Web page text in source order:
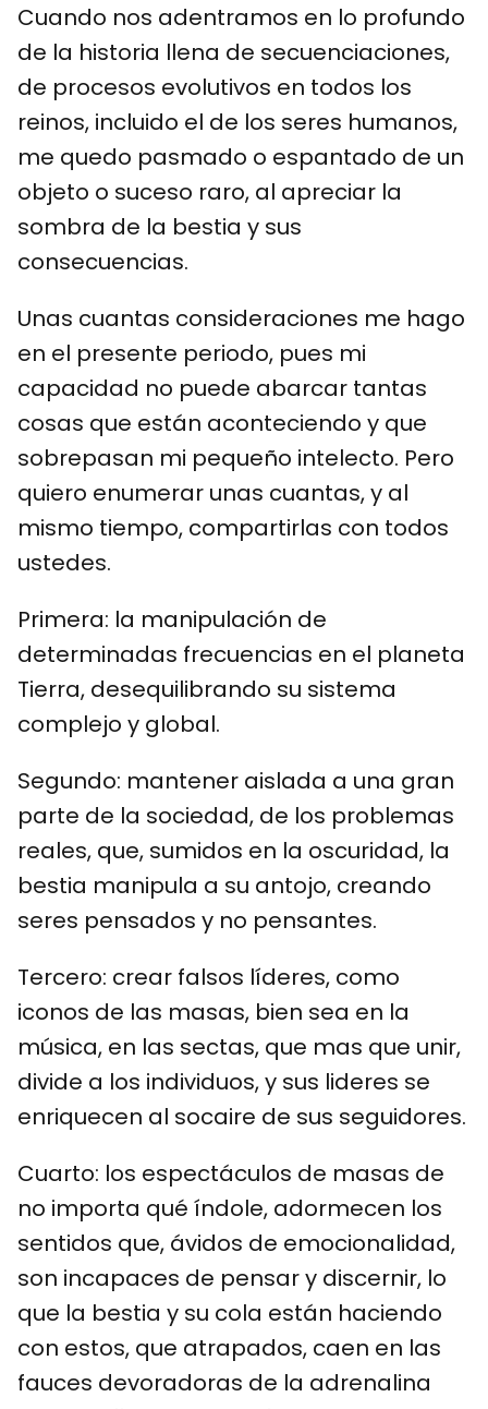
Cuando nos adentramos en lo profundo
de la historia llena de secuenciaciones,
de procesos evolutivos en todos los
reinos, incluido el de los seres humanos,
me quedo pasmado o espantado de un
objeto o suceso raro, al apreciar la
sombra de la bestia y sus
consecuencias.
Unas cuantas consideraciones me hago
en el presente periodo, pues mi
capacidad no puede abarcar tantas
cosas que están aconteciendo y que
sobrepasan mi pequeño intelecto. Pero
quiero enumerar unas cuantas, y al
mismo tiempo, compartirlas con todos
ustedes.
Primera: la manipulación de
determinadas frecuencias en el planeta
Tierra, desequilibrando su sistema
complejo y global.
Segundo: mantener aislada a una gran
parte de la sociedad, de los problemas
reales, que, sumidos en la oscuridad, la
bestia manipula a su antojo, creando
seres pensados y no pensantes.
Tercero: crear falsos líderes, como
iconos de las masas, bien sea en la
música, en las sectas, que mas que unir,
divide a los individuos, y sus lideres se
enriquecen al socaire de sus seguidores.
Cuarto: los espectáculos de masas de
no importa qué índole, adormecen los
sentidos que, ávidos de emocionalidad,
son incapaces de pensar y discernir, lo
que la bestia y su cola están haciendo
con estos, que atrapados, caen en las
fauces devoradoras de la adrenalina